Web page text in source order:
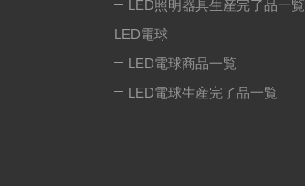
LED照明器具生産完了品一覧
LED電球
LED電球商品一覧
LED電球生産完了品一覧